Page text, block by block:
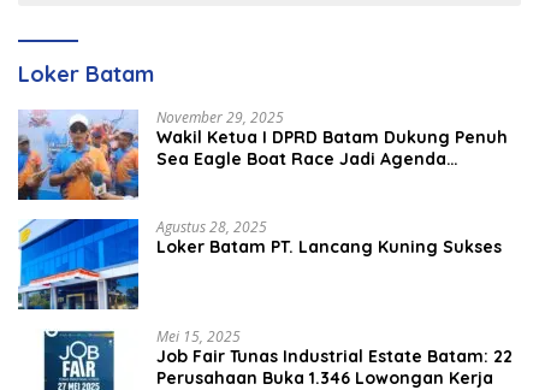
Loker Batam
November 29, 2025
Wakil Ketua I DPRD Batam Dukung Penuh
Sea Eagle Boat Race Jadi Agenda
Agustus 28, 2025
Loker Batam PT. Lancang Kuning Sukses
Mei 15, 2025
Job Fair Tunas Industrial Estate Batam: 22
Perusahaan Buka 1.346 Lowongan Kerja